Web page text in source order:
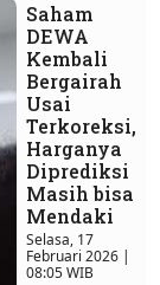
Saham
DEWA
Kembali
Bergairah
Usai
Terkoreksi,
Harganya
Diprediksi
Masih bisa
Mendaki
Selasa, 17
Februari 2026 |
08:05 WIB